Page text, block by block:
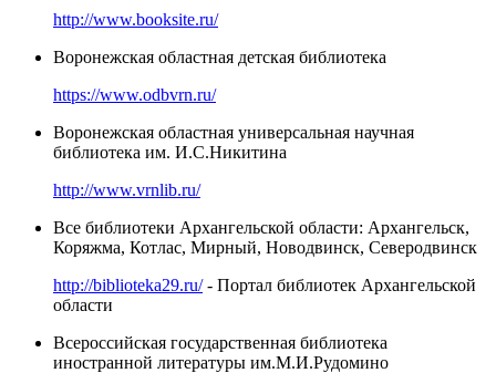
http://www.booksite.ru/
Воронежская областная детская библиотека
https://www.odbvrn.ru/
Воронежская областная универсальная научная
библиотека им. И.С.Никитина
http://www.vrnlib.ru/
Все библиотеки Архангельской области: Архангельск,
Коряжма, Котлас, Мирный, Новодвинск, Северодвинск
http://biblioteka29.ru/- Портал библиотек Архангельской
области
Всероссийская государственная библиотека
иностранной литературы им.М.И.Рудомино